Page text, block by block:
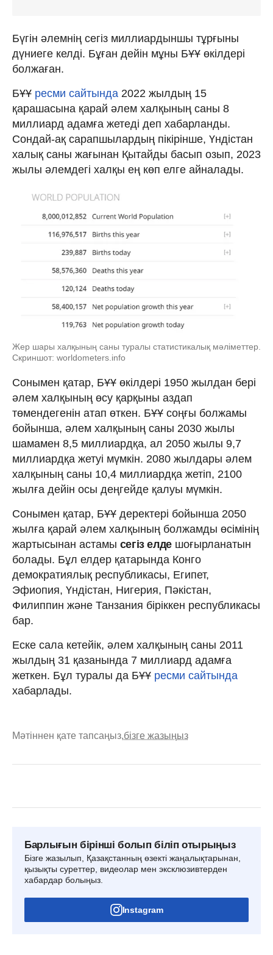
Бүгін әлемнің сегіз миллиардыншы тұрғыны
дүниеге келді. Бұған дейін мұны БҰҰ өкілдері
болжаған.
БҰҰ ресми сайтында 2022 жылдың 15
қарашасына қарай әлем халқының саны 8
миллиард адамға жетеді деп хабарланды.
Сондай-ақ сарапшылардың пікірінше, Үндістан
халық саны жағынан Қытайды басып озып, 2023
жылы әлемдегі халқы ең көп елге айналады.
Жер шары халқының саны туралы статистикалық мәліметтер.
Скриншот: worldometers.info
Сонымен қатар, БҰҰ өкілдері 1950 жылдан бері
әлем халқының өсу қарқыны аздап
төмендегенін атап өткен. БҰҰ соңғы болжамы
бойынша, әлем халқының саны 2030 жылы
шамамен 8,5 миллиардқа, ал 2050 жылы 9,7
миллиардқа жетуі мүмкін. 2080 жылдары әлем
халқының саны 10,4 миллиардқа жетіп, 2100
жылға дейін осы деңгейде қалуы мүмкін.
Сонымен қатар, БҰҰ деректері бойынша 2050
жылға қарай әлем халқының болжамды өсімінің
жартысынан астамы сегіз елде шоғырланатын
болады. Бұл елдер қатарында Конго
демократиялық республикасы, Египет,
Эфиопия, Үндістан, Нигерия, Пәкістан,
Филиппин және Танзания біріккен республикасы
бар.
Еске сала кетейік, әлем халқының саны 2011
жылдың 31 қазанында 7 миллиард адамға
жеткен. Бұл туралы да БҰҰ ресми сайтында
хабарлады.
Мәтіннен қате тапсаңыз,бізге жазыңыз
Барлығын бірінші болып біліп отырыңыз
Бізге жазылып, Қазақстанның өзекті жаңалықтарынан,
қызықты суреттер, видеолар мен эксклюзивтерден
хабардар болыңыз.
Instagram